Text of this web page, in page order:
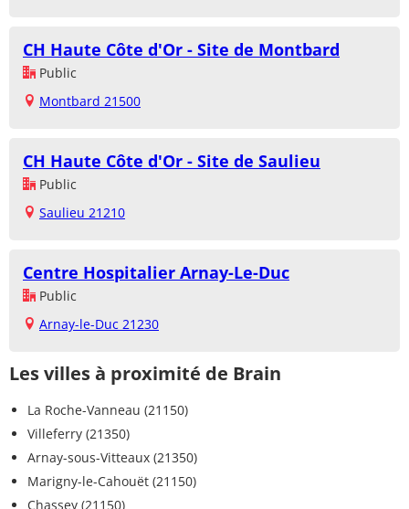
CH Haute Côte d'Or - Site de Montbard
Public
Montbard 21500
CH Haute Côte d'Or - Site de Saulieu
Public
Saulieu 21210
Centre Hospitalier Arnay-Le-Duc
Public
Arnay-le-Duc 21230
Les villes à proximité de Brain
La Roche-Vanneau (21150)
Villeferry (21350)
Arnay-sous-Vitteaux (21350)
Marigny-le-Cahouët (21150)
Chassey (21150)